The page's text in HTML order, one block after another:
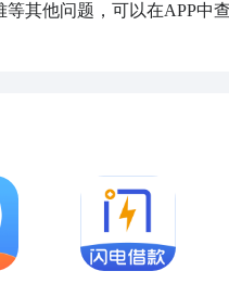
其他问题，可以在APP中